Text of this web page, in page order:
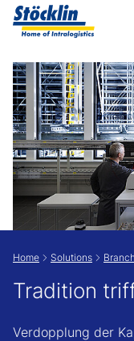
Zeige besser
Diese
Home Solutions
Tradition
Verdopplung der